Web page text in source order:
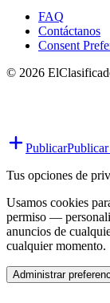
FAQ
Contáctanos
Consent
© 2026
Publicar
Tus opciones de
Usamos cookies
permiso —
anuncios de
cualquier momento.
Administrar